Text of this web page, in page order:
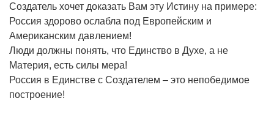
Создатель хочет доказать Вам эту Истину на примере:
Россия здорово ослабла под Европейским и
Американским давлением!
Люди должны понять, что Единство в Духе, а не
Материя, есть силы мера!
Россия в Единстве с Создателем – это непобедимое
построение!